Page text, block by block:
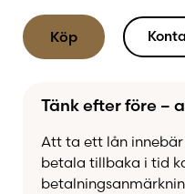
Köp
Tänk efter före –
Att ta ett lån
betala tillbaka i tid